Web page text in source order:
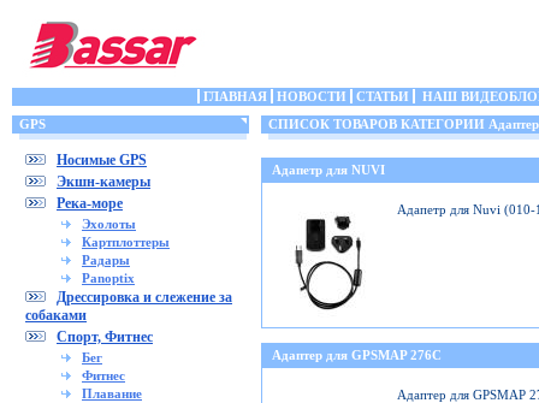
ГЛАВНАЯ НОВОСТИ СТАТЬИ
НАШ
GPS
Носимые GPS
Экшн-камеры
Река-море
Эхолоты
Картплоттеры
Радары
Panoptix
Дрессировка и слежение за
собаками
Спорт, Фитнес
Бег
Фитнес
Плавание
СПИСОК ТОВАРОВ КАТЕГОРИИ
Адапетр для NUVI
Адапетр для Nuvi
Адаптер для GPSMAP 276C
Адаптер для GPSMAP